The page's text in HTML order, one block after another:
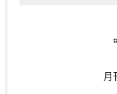
月